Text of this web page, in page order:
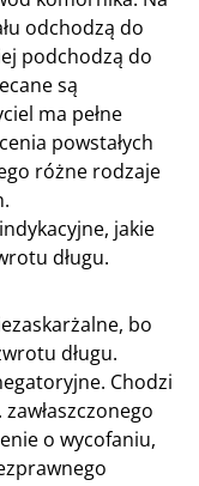
odchodzą do
podchodzą do
są
ma pełne
powstałych
różne rodzaje
jakie
długu.
bo
długu.
Chodzi
o wycofaniu,